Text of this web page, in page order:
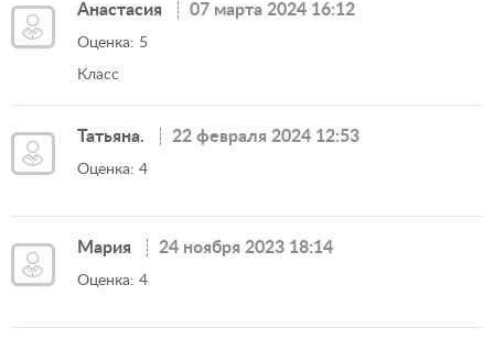
Анастасия 07 марта 2024 16:12
Оценка: 5
Класс
Татьяна. 22 февраля 2024 12:53
Оценка: 4
Мария 24 ноября 2023 18:14
Оценка: 4